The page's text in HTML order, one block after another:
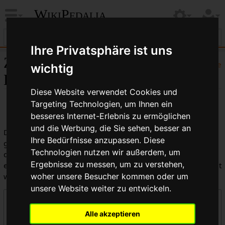
Ihre Privatsphäre ist uns
wichtig
Diese Website verwendet Cookies und
Targeting Technologien, um Ihnen ein
besseres Internet-Erlebnis zu ermöglichen
und die Werbung, die Sie sehen, besser an
Ihre Bedürfnisse anzupassen. Diese
Technologien nutzen wir außerdem, um
Ergebnisse zu messen, um zu verstehen,
woher unsere Besucher kommen oder um
unsere Website weiter zu entwickeln.
Alle akzeptieren
WikiPedalia
Hilfe
Zentrale öffentliche
Logbücher
Dies ist die kombinierte Anzeige aller in WikiPedalia
geführten Logbücher. Die Ausgabe kann durch die Auswahl
des Logbuchtyps, des Benutzers oder des Seitentitels
eingeschränkt werden (Groß-/Kleinschreibung muss beachtet
werden).
Logbücher
Zentrale öffentliche Logbücher